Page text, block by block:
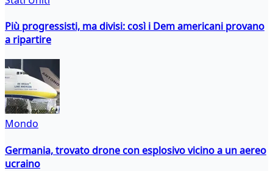
Più progressisti, ma divisi: così i Dem americani provano
a ripartire
Mondo
Germania, trovato drone con esplosivo vicino a un aereo
ucraino